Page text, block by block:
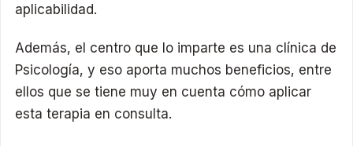
aplicabilidad.
Además, el centro que lo imparte es una clínica de
Psicología, y eso aporta muchos beneficios, entre
ellos que se tiene muy en cuenta cómo aplicar
esta terapia en consulta.